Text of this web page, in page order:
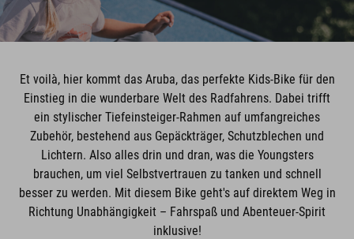
Et voilà, hier kommt das Aruba, das perfekte Kids-Bike für den
Einstieg in die wunderbare Welt des Radfahrens. Dabei trifft
ein stylischer Tiefeinsteiger-Rahmen auf umfangreiches
Zubehör, bestehend aus Gepäckträger, Schutzblechen und
Lichtern. Also alles drin und dran, was die Youngsters
brauchen, um viel Selbstvertrauen zu tanken und schnell
besser zu werden. Mit diesem Bike geht's auf direktem Weg in
Richtung Unabhängigkeit – Fahrspaß und Abenteuer-Spirit
inklusive!